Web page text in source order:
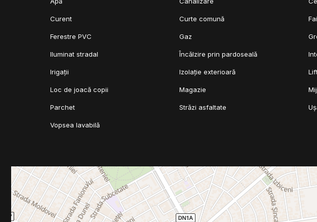
Curent Curte comună
Ferestre PVC Gaz
Iluminat stradal Încălzire prin pardoseală
Irigații Izolație exterioară
Loc de joacă copii Magazie
Parchet Străzi asfaltate
Vopsea lavabilă